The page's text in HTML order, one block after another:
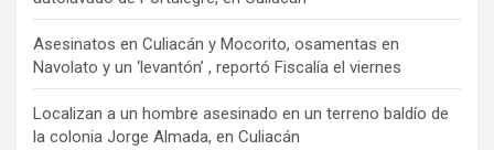
Asesinatos en Culiacán y Mocorito, osamentas en
Navolato y un ‘levantón’ , reportó Fiscalía el viernes
Localizan a un hombre asesinado en un terreno baldío de
la colonia Jorge Almada, en Culiacán